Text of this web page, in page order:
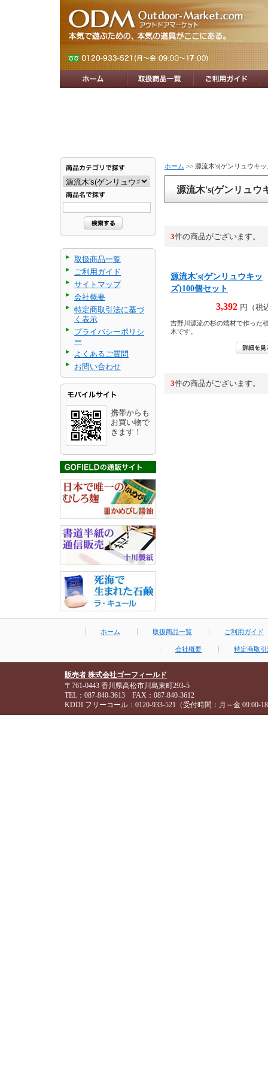
取扱商品一覧
ご利用ガイド
サイトマップ
会社概要
特定商取引法に基づ
く表示
プライバシーポリシ
ー
よくあるご質問
お問い合わせ
携帯からも
お買い物で
きます！
ホーム >> 源流木's(ゲンリュウキ
源流木's(ゲンリュウ
3件の商品がございます。
源流木's(ゲンリュウキッ
ズ)100個セット
3,392 円（税
吉野川源流の杉の端材で作った
木です。
3件の商品がございます。
ホーム 取扱商品一覧 ご利用ガイド
会社概要 特定商取
販売者 株式会社ゴーフィールド
〒761-0443 香川県高松市川島東町293-5
TEL：087-840-3613 FAX：087-840-3612
KDDI フリーコール：0120-933-521（受付時間：月～金 09:00-